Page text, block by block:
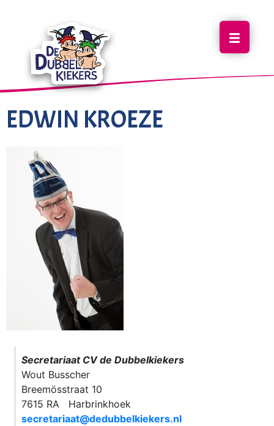
EDWIN KROEZE
Secretariaat CV de Dubbelkiekers
Wout Busscher
Breemösstraat 10
7615 RA Harbrinkhoek
secretariaat@dedubbelkiekers.nl